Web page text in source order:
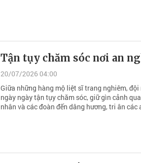
Tận tụy chăm sóc nơi an
20/07/2026 04:00
Giữa những hàng mộ liệt sĩ trang nghiêm,
ngày ngày tận tụy chăm sóc, giữ gìn cảnh
nhân và các đoàn đến dâng hương, tri ân các